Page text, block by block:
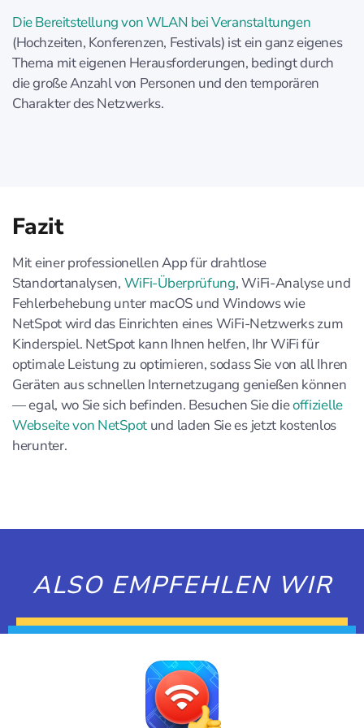
Die Bereitstellung von WLAN bei Veranstaltungen
(Hochzeiten, Konferenzen, Festivals) ist ein ganz eigenes
Thema mit eigenen Herausforderungen, bedingt durch
die große Anzahl von Personen und den temporären
Charakter des Netzwerks.
Fazit
Mit einer professionellen App für drahtlose
Standortanalysen, WiFi-Überprüfung, WiFi-Analyse und
Fehlerbehebung unter macOS und Windows wie
NetSpot wird das Einrichten eines WiFi-Netzwerks zum
Kinderspiel. NetSpot kann Ihnen helfen, Ihr WiFi für
optimale Leistung zu optimieren, sodass Sie von all Ihren
Geräten aus schnellen Internetzugang genießen können
— egal, wo Sie sich befinden. Besuchen Sie dieoffizielle
Webseite von NetSpot und laden Sie es jetzt kostenlos
herunter.
ALSO EMPFEHLEN WIR